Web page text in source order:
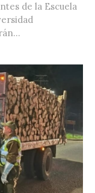
de la Escuela